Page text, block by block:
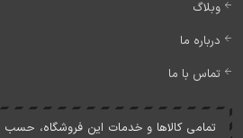
وبلاگ
درباره ما
تماس با ما
تمامی کالاها و خدمات اين فروشگاه، حسب